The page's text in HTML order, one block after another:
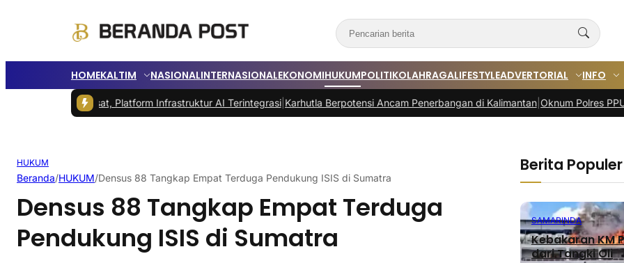
HOMEKALTIM NASIONALINTERNASIONALEKONOMIHUKUMPOLITIKOLAHRAGALIFESTYLEADVERTORIAL INFO
Indosat, Platform Infrastruktur AI Terintegrasi|Karhutla Berpotensi Ancam Penerbangan di Kalimantan |Oknum Polres PPU Diduga
HUKUM
Beranda/HUKUM/Densus 88 Tangkap Empat Terduga Pendukung ISIS di Sumatra
Densus 88 Tangkap Empat Terduga
Pendukung ISIS di Sumatra
Berita Populer
SAMARINDA
Kebakaran KM
dari Tangki Oli